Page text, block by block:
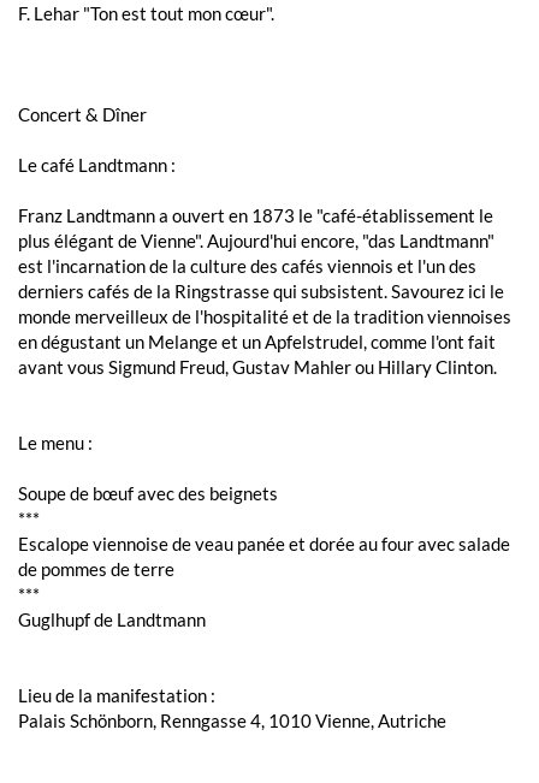
F. Lehar "Ton est tout mon cœur".
Concert & Dîner
Le café Landtmann :
Franz Landtmann a ouvert en 1873 le "café-établissement le
plus élégant de Vienne". Aujourd'hui encore, "das Landtmann"
est l'incarnation de la culture des cafés viennois et l'un des
derniers cafés de la Ringstrasse qui subsistent. Savourez ici le
monde merveilleux de l'hospitalité et de la tradition viennoises
en dégustant un Melange et un Apfelstrudel, comme l'ont fait
avant vous Sigmund Freud, Gustav Mahler ou Hillary Clinton.
Le menu :
Soupe de bœuf avec des beignets
***
Escalope viennoise de veau panée et dorée au four avec salade
de pommes de terre
***
Guglhupf de Landtmann
Lieu de la manifestation :
Palais Schönborn, Renngasse 4, 1010 Vienne, Autriche